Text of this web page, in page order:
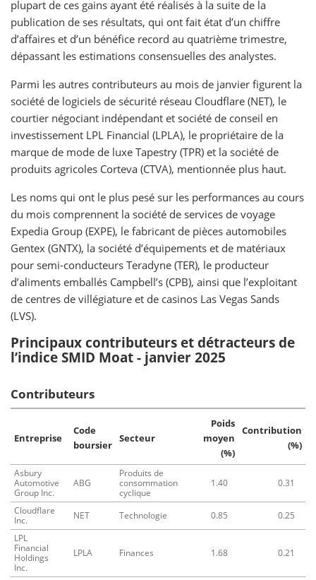
plupart de ces gains ayant été réalisés à la suite de la
publication de ses résultats, qui ont fait état d’un chiffre
d’affaires et d’un bénéfice record au quatrième trimestre,
dépassant les estimations consensuelles des analystes.
Parmi les autres contributeurs au mois de janvier figurent la
société de logiciels de sécurité réseau Cloudflare (NET), le
courtier négociant indépendant et société de conseil en
investissement LPL Financial (LPLA), le propriétaire de la
marque de mode de luxe Tapestry (TPR) et la société de
produits agricoles Corteva (CTVA), mentionnée plus haut.
Les noms qui ont le plus pesé sur les performances au cours
du mois comprennent la société de services de voyage
Expedia Group (EXPE), le fabricant de pièces automobiles
Gentex (GNTX), la société d’équipements et de matériaux
pour semi-conducteurs Teradyne (TER), le producteur
d’aliments emballés Campbell’s (CPB), ainsi que l’exploitant
de centres de villégiature et de casinos Las Vegas Sands
(LVS).
Principaux contributeurs et détracteurs de
l’indice SMID Moat - janvier 2025
Contributeurs
Entreprise
Code
boursier
Secteur
Poids
moyen
(%)
Contribution
(%)
Asbury
Automotive
Group Inc.
ABG
Produits de
consommation
cyclique
1.40 0.31
Cloudflare
Inc.
NET Technologie 0.85
0.25
LPL
Financial
Holdings
Inc.
LPLA Finances 1.68 0.21